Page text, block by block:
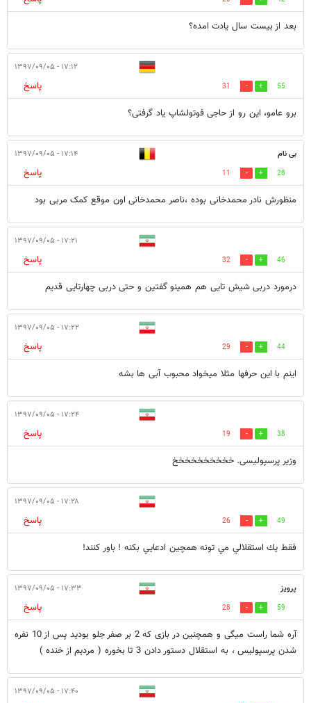
بعد از بیست سال یادت امده؟
۱۷:۱۲ - ۱۳۹۷/۰۹/۰۵
55
31
پاسخ
برو عامو، این رو از حاجی فوتولشاپ یاد گرفتی؟
بی نام ۱۷:۱۴ - ۱۳۹۷/۰۹/۰۵
28
11
پاسخ
منظورش نادر محمدخانی بوده ،ناصر محمدخانی اون موقع کمک مربی بود
۱۷:۲۱ - ۱۳۹۷/۰۹/۰۵
46
32
پاسخ
درمورد دربی شیش تایی هم همینو گفتین و حتی دربی چهارتایی قدیم
۱۷:۲۲ - ۱۳۹۷/۰۹/۰۵
44
29
پاسخ
اینم با این حرفها مثلا میخواد محبوب آبی ها بشه
۱۷:۲۴ - ۱۳۹۷/۰۹/۰۵
38
19
پاسخ
وزیر پرسپولیسی. خخخخخخخخخخ
۱۷:۲۸ - ۱۳۹۷/۰۹/۰۵
49
26
پاسخ
فقط يك استقلالي مي تونه همچين ادعايي بكنه ! باور كنند!
پرویز ۱۷:۳۳ - ۱۳۹۷/۰۹/۰۵
59
28
پاسخ
آره شما راست میگی و همچنین در بازی که 2 بر صفر جلو بودید پس از 10 نفره
شدن پرسپولیس ، به استقلال دستور دادن 3 تا بخوره ( مردیم از خنده )
۱۷:۴۰ - ۱۳۹۷/۰۹/۰۵